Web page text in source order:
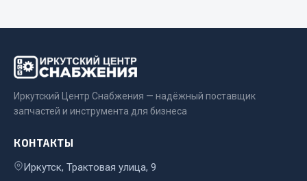
Окно ветровое
Электрооборудование
Показать ещё
Запчасти Урал
Иркутский Центр Снабжения — надёжный поставщик
запчастей и инструмента для бизнеса
КОНТАКТЫ
Иркутск, Трактовая улица, 9